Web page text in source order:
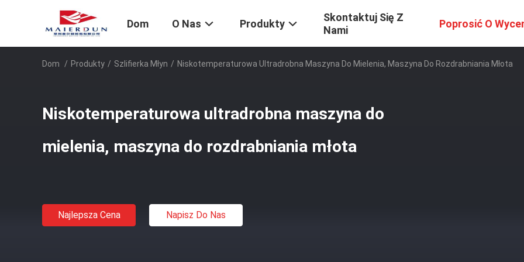
Dom O Nas Produkty
Skontaktuj Się Z
Nami
Poprosić O
Dom / Produkty / Szlifierka Młyn / Niskotemperaturowa Ultradrobna Maszyna Do Mielenia, Maszyna Do Rozdrabniania Młota
Niskotemperaturowa ultradrobna maszyna do
mielenia, maszyna do rozdrabniania młota
Najlepsza Cena Napisz Do Nas